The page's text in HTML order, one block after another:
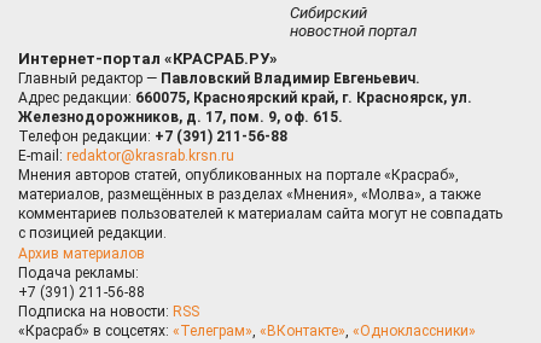
Сибирский
новостной портал
Интернет-портал «КРАСРАБ.РУ»
Главный редактор — Павловский Владимир Евгеньевич.
Адрес редакции: 660075, Красноярский край, г. Красноярск, ул.
Железнодорожников, д. 17, пом. 9, оф. 615.
Телефон редакции: +7 (391) 211-56-88
E-mail: redaktor@krasrab.krsn.ru
Мнения авторов статей, опубликованных на портале «Красраб»,
материалов, размещённых в разделах «Мнения», «Молва», а также
комментариев пользователей к материалам сайта могут не совпадать
с позицией редакции.
Архив материалов
Подача рекламы:
+7 (391) 211-56-88
Подписка на новости: RSS
«Красраб» в соцсетях: «Телеграм», «ВКонтакте», «Одноклассники»